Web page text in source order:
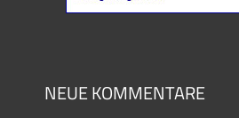
NEUE KOMMENTARE